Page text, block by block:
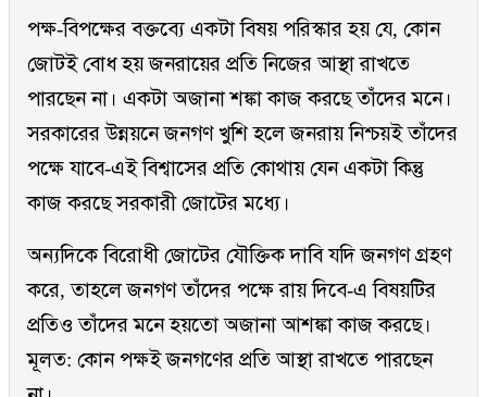
পক্ষ-বিপক্ষের বক্তব্যে একটা বিষয় পরিস্কার হয় যে, কোন
জোটই বোধ হয় জনরায়ের প্রতি নিজের আস্থা রাখতে
পারছেন না। একটা অজানা শঙ্কা কাজ করছে তাঁদের মনে।
সরকারের উন্নয়নে জনগণ খুশি হলে জনরায় নিশ্চয়ই তাঁদের
পক্ষে যাবে-এই বিশ্বাসের প্রতি কোথায় যেন একটা কিন্তু
কাজ করছে সরকারী জোটের মধ্যে।
অন্যদিকে বিরোধী জোটের যৌক্তিক দাবি যদি জনগণ গ্রহণ
করে, তাহলে জনগণ তাঁদের পক্ষে রায় দিবে-এ বিষয়টির
প্রতিও তাঁদের মনে হয়তো অজানা আশঙ্কা কাজ করছে।
মূলত: কোন পক্ষই জনগণের প্রতি আস্থা রাখতে পারছেন